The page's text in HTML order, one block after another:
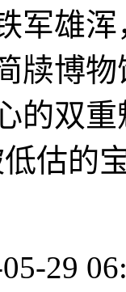
军雄
牍博
的双
估的
29